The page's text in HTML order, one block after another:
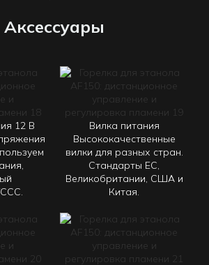
Аксессуары
12 В
Вилка питания
Высококачественные
вилки для разных стран.
Стандарты ЕС,
Великобритании, США и
Китая.